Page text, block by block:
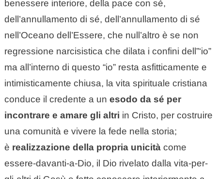
benessere interiore, della pace con sé,
dell’annullamento di sé, dell’annullamento di sé
nell’Oceano dell’Essere, che null’altro è se non
regressione narcisistica che dilata i confini dell”‘io”
ma all’interno di questo “io” resta asfitticamente e
intimisticamente chiusa, la vita spirituale cristiana
conduce il credente a un esodo da sé per
incontrare e amare gli altri in Cristo, per costruire
una comunità e vivere la fede nella storia;
è realizzazione della propria unicitàcome
essere-davanti-a-Dio, il Dio rivelato dalla vita-per-